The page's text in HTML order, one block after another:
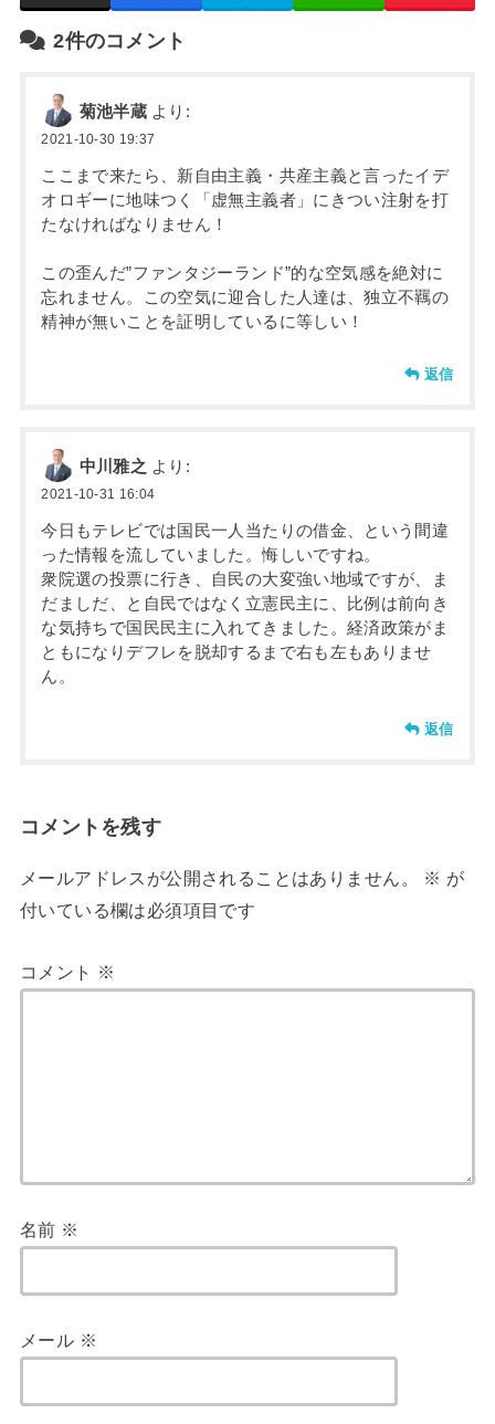
2件のコメント
菊池半蔵 より:
2021-10-30 19:37
ここまで来たら、新自由主義・共産主義と言ったイデ
オロギーに地味つく「虚無主義者」にきつい注射を打
たなければなりません！
この歪んだ”ファンタジーランド”的な空気感を絶対に
忘れません。この空気に迎合した人達は、独立不羈の
精神が無いことを証明しているに等しい！
返信
中川雅之 より:
2021-10-31 16:04
今日もテレビでは国民一人当たりの借金、という間違
った情報を流していました。悔しいですね。
衆院選の投票に行き、自民の大変強い地域ですが、ま
だましだ、と自民ではなく立憲民主に、比例は前向き
な気持ちで国民民主に入れてきました。経済政策がま
ともになりデフレを脱却するまで右も左もありませ
ん。
返信
コメントを残す
メールアドレスが公開されることはありません。 ※ が
付いている欄は必須項目です
コメント ※
名前 ※
メール ※